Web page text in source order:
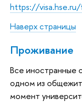
https://
Наверх страницы
Проживание
Все иностранные
одном из
момент